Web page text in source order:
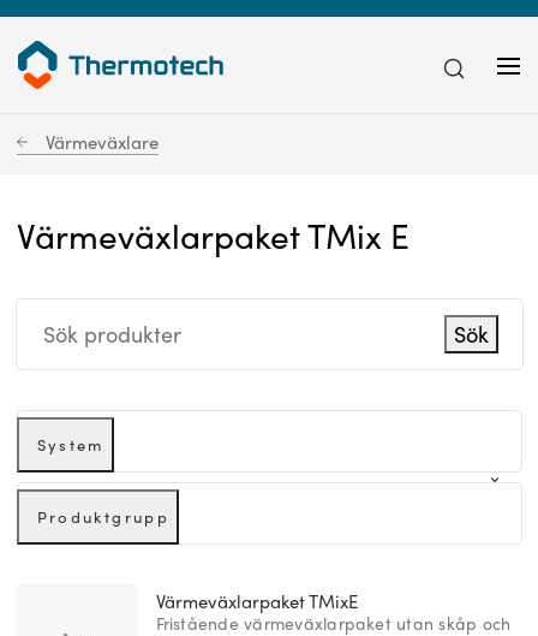
Värmeväxlare
Värmeväxlarpaket TMix E
Sök
System
Produktgrupp
Värmeväxlarpaket TMixE
Fristående värmeväxlarpaket utan skåp och